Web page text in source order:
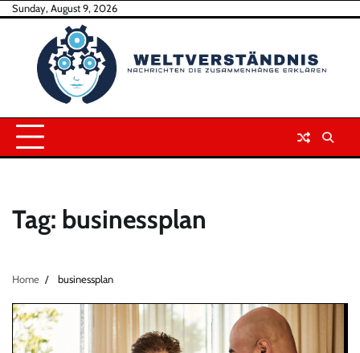
SkipSunday, August 9, 2026
Tag: businessplan
Home businessplan